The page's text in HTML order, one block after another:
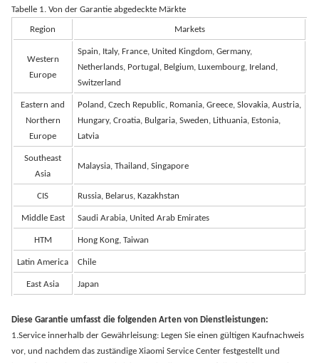
Tabelle 1. Von der Garantie abgedeckte Märkte
Region Markets
Western
Europe
Spain, Italy, France, United Kingdom, Germany,
Netherlands, Portugal, Belgium, Luxembourg, Ireland,
Switzerland
Eastern and
Northern
Europe
Poland, Czech Republic, Romania, Greece, Slovakia, Austria,
Hungary, Croatia, Bulgaria, Sweden, Lithuania, Estonia,
Latvia
Southeast
Asia
Malaysia, Thailand, Singapore
CIS Russia, Belarus, Kazakhstan
Middle East Saudi Arabia, United Arab Emirates
HTM Hong Kong, Taiwan
Latin America Chile
East Asia Japan
Diese Garantie umfasst die folgenden Arten von Dienstleistungen:
1.Service innerhalb der Gewährleisung: Legen Sie einen gültigen Kaufnachweis
vor, und nachdem das zuständige Xiaomi Service Center festgestellt und